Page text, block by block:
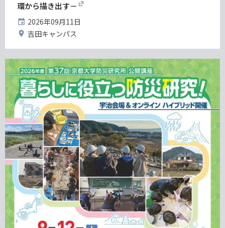
環から描き出す－
開
催
日
2026年09月11日
開
地
吉田キャンパス